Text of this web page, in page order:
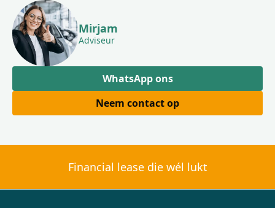
Mirjam
Adviseur
WhatsApp ons
Neem contact op
Financial lease die wél lukt